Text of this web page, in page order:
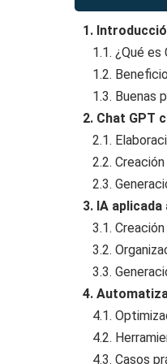
1.
1.1. ¿Qué es
1.2.
1.3. Buenas
2. Chat GPT
2.1.
2.2.
2.3.
3. IA
3.1.
3.2.
3.3.
4.
4.1.
4.2.
4.3. Casos